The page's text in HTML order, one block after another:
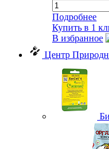
Подробнее
Купить в 1
В избранное
Центр